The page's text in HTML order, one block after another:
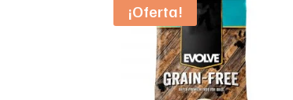
¡Oferta!